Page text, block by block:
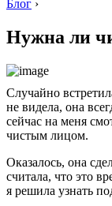
Блог ›
Нужна ли
Случайно
не видела, она
сейчас на меня
чистым лицом.
Оказалось, она
считала, что это
я решила узнать